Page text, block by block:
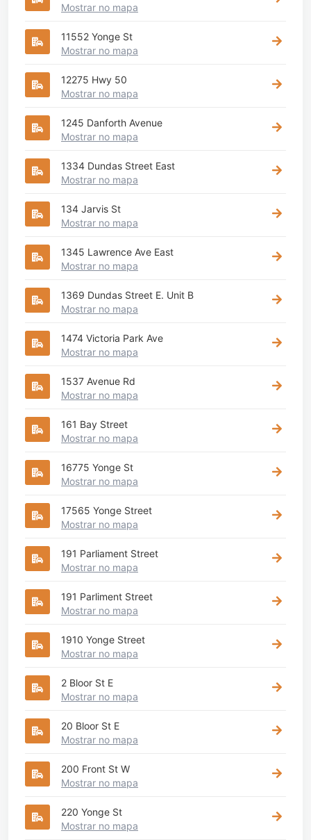
Mostrar no mapa
11552 Yonge St
Mostrar no mapa
12275 Hwy 50
Mostrar no mapa
1245 Danforth Avenue
Mostrar no mapa
1334 Dundas Street East
Mostrar no mapa
134 Jarvis St
Mostrar no mapa
1345 Lawrence Ave East
Mostrar no mapa
1369 Dundas Street E. Unit B
Mostrar no mapa
1474 Victoria Park Ave
Mostrar no mapa
1537 Avenue Rd
Mostrar no mapa
161 Bay Street
Mostrar no mapa
16775 Yonge St
Mostrar no mapa
17565 Yonge Street
Mostrar no mapa
191 Parliament Street
Mostrar no mapa
191 Parliment Street
Mostrar no mapa
1910 Yonge Street
Mostrar no mapa
2 Bloor St E
Mostrar no mapa
20 Bloor St E
Mostrar no mapa
200 Front St W
Mostrar no mapa
220 Yonge St
Mostrar no mapa